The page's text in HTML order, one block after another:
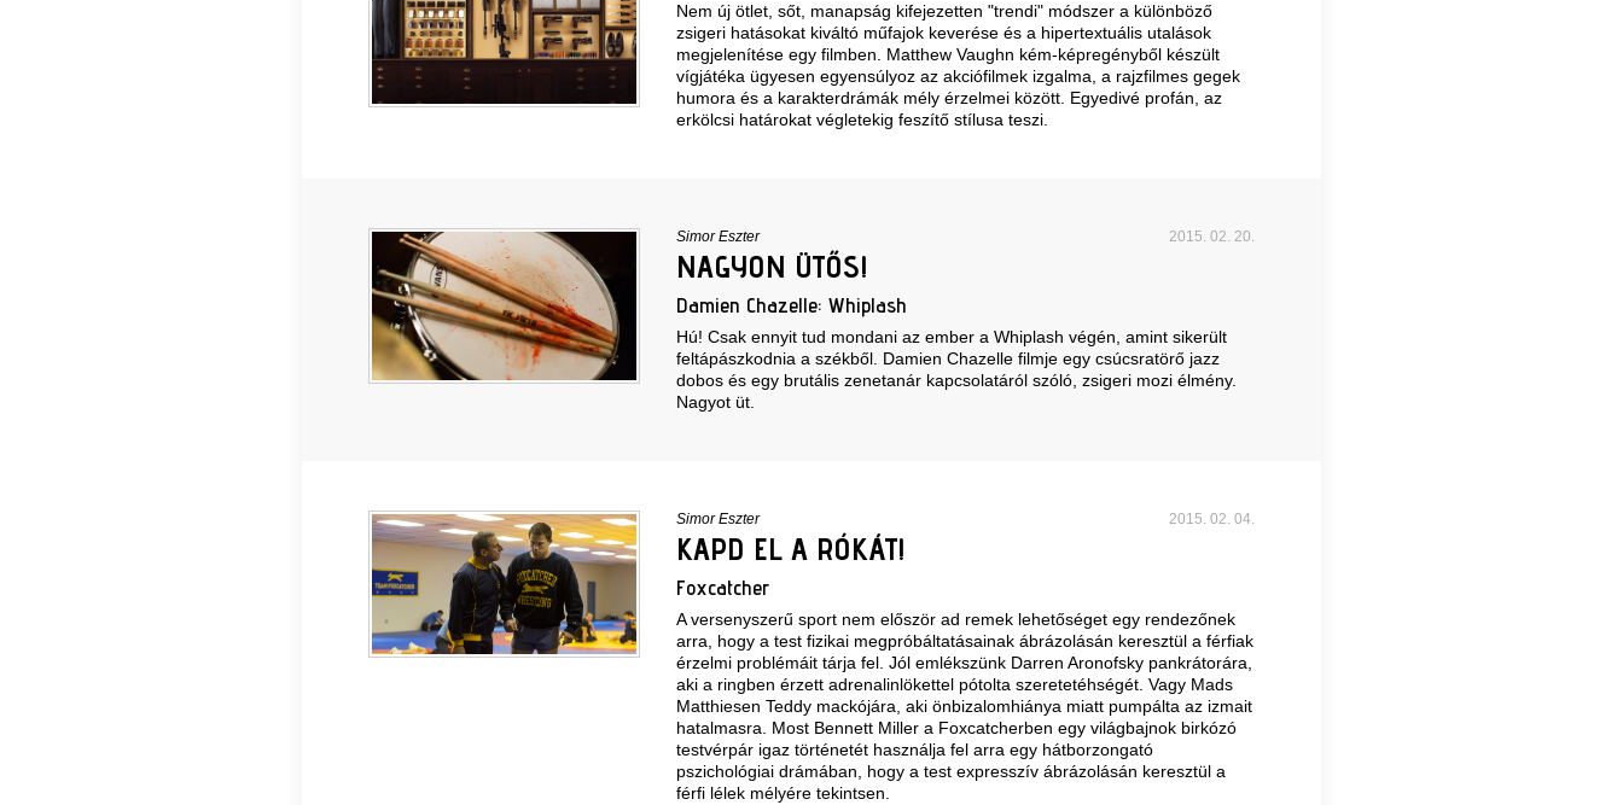
Nem új ötlet, sőt, manapság kifejezetten "trendi" módszer a különböző
zsigeri hatásokat kiváltó műfajok keverése és a hipertextuális utalások
megjelenítése egy filmben. Matthew Vaughn kém-képregényből készült
vígjátéka ügyesen egyensúlyoz az akciófilmek izgalma, a rajzfilmes gegek
humora és a karakterdrámák mély érzelmei között. Egyedivé profán, az
erkölcsi határokat végletekig feszítő stílusa teszi.
Simor Eszter 2015. 02. 20.
NAGYON ÜTŐS!
Damien Chazelle: Whiplash
Hú! Csak ennyit tud mondani az ember a Whiplash végén, amint sikerült
feltápászkodnia a székből. Damien Chazelle filmje egy csúcsratörő jazz
dobos és egy brutális zenetanár kapcsolatáról szóló, zsigeri mozi élmény.
Nagyot üt.
Simor Eszter 2015. 02. 04.
KAPD EL A RÓKÁT!
Foxcatcher
A versenyszerű sport nem először ad remek lehetőséget egy rendezőnek
arra, hogy a test fizikai megpróbáltatásainak ábrázolásán keresztül a férfiak
érzelmi problémáit tárja fel. Jól emlékszünk Darren Aronofsky pankrátorára,
aki a ringben érzett adrenalinlökettel pótolta szeretetéhségét. Vagy Mads
Matthiesen Teddy mackójára, aki önbizalomhiánya miatt pumpálta az izmait
hatalmasra. Most Bennett Miller a Foxcatcherben egy világbajnok birkózó
testvérpár igaz történetét használja fel arra egy hátborzongató
pszichológiai drámában, hogy a test expresszív ábrázolásán keresztül a
férfi lélek mélyére tekintsen.